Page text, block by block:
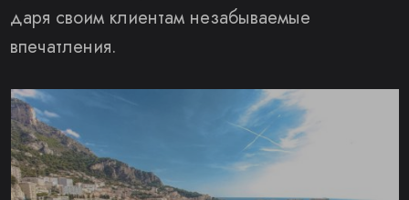
даря своим клиентам незабываемые
впечатления.